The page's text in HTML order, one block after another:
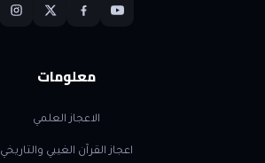
معلومات
الاعجاز العلمي
اعجاز القرآن الغيبي والتاريخي